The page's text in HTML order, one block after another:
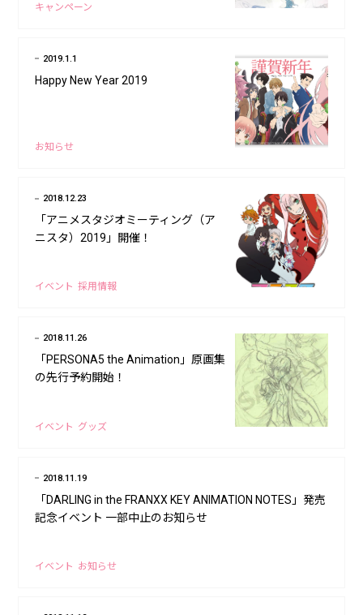
キャンペーン
2019.1.1
Happy New Year 2019
お知らせ
2018.12.23
「アニメスタジオミーティング（ア
ニスタ）2019」開催！
イベント 採用情報
2018.11.26
「PERSONA5 the Animation」原画集
の先行予約開始！
イベント グッズ
2018.11.19
「DARLING in the FRANXX KEY ANIMATION NOTES」発売
記念イベント 一部中止のお知らせ
イベント お知らせ